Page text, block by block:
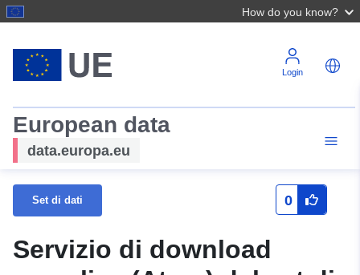
How do you know?
Login
European data
data.europa.eu
Set di dati 0
Servizio di download